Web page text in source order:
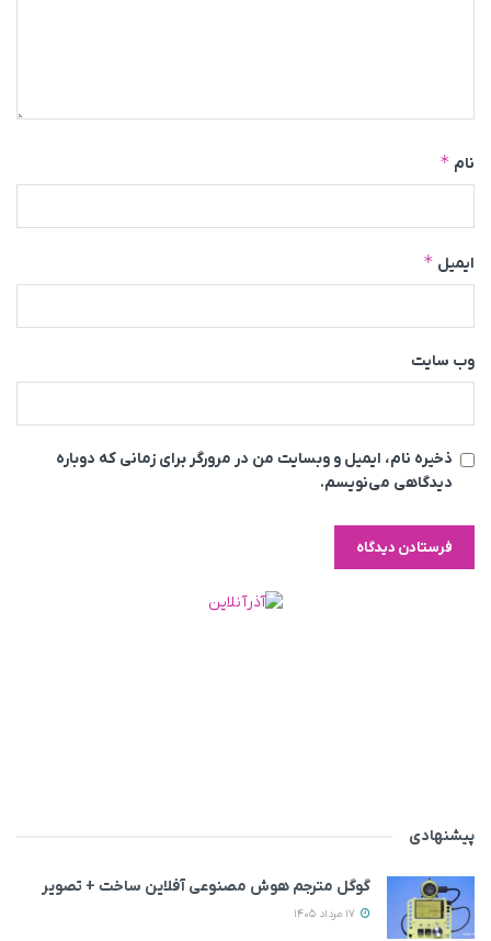
نام*
ایمیل*
وب‌ سایت
ذخیره نام، ایمیل و وبسایت من در مرورگر برای زمانی که دوباره
دیدگاهی می‌نویسم.
پیشنهادی
گوگل مترجم هوش مصنوعی آفلاین ساخت + تصویر
17 مرداد 1405